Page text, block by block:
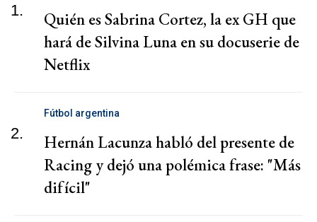
1.
Quién es Sabrina Cortez, la ex GH que
hará de Silvina Luna en su docuserie de
Netflix
2.
Fútbol argentina
Hernán Lacunza habló del presente de
Racing y dejó una polémica frase: "Más
difícil"